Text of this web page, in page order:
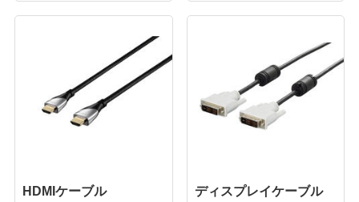
HDMIケーブル ディスプレイケーブル